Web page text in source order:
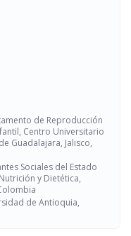
de Reproducción
Centro Universitario
Guadalajara, Jalisco,
Sociales del Estado
y Dietética,
de Antioquia,